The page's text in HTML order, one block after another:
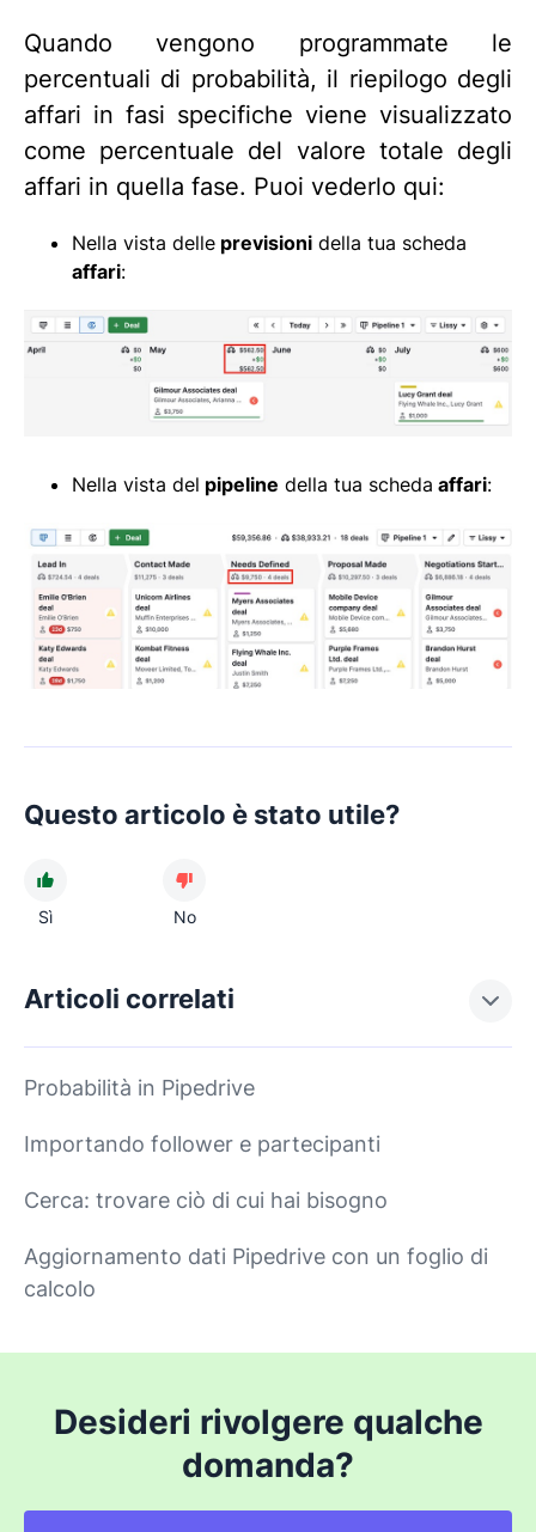
Quando vengono programmate le
percentuali di probabilità, il riepilogo degli
affari in fasi specifiche viene visualizzato
come percentuale del valore totale degli
affari in quella fase. Puoi vederlo qui:
Nella vista delle previsioni della tua scheda
affari:
Nella vista del pipeline della tua scheda affari:
Questo articolo è stato utile?
Sì No
Articoli correlati
Probabilità in Pipedrive
Importando follower e partecipanti
Cerca: trovare ciò di cui hai bisogno
Aggiornamento dati Pipedrive con un foglio di
calcolo
Desideri rivolgere qualche
domanda?